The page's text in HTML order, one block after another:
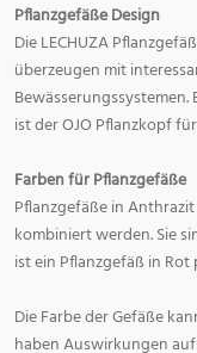
Pflanzgefäße Design
Die LECHUZA
überzeugen mit
ist der OJO Pflanzkopf
Farben für Pflanzgefäße
Pflanzgefäße in
kombiniert werden. Sie
ist ein Pflanzgefäß in
Die Farbe der Gefäße
haben Auswirkungen